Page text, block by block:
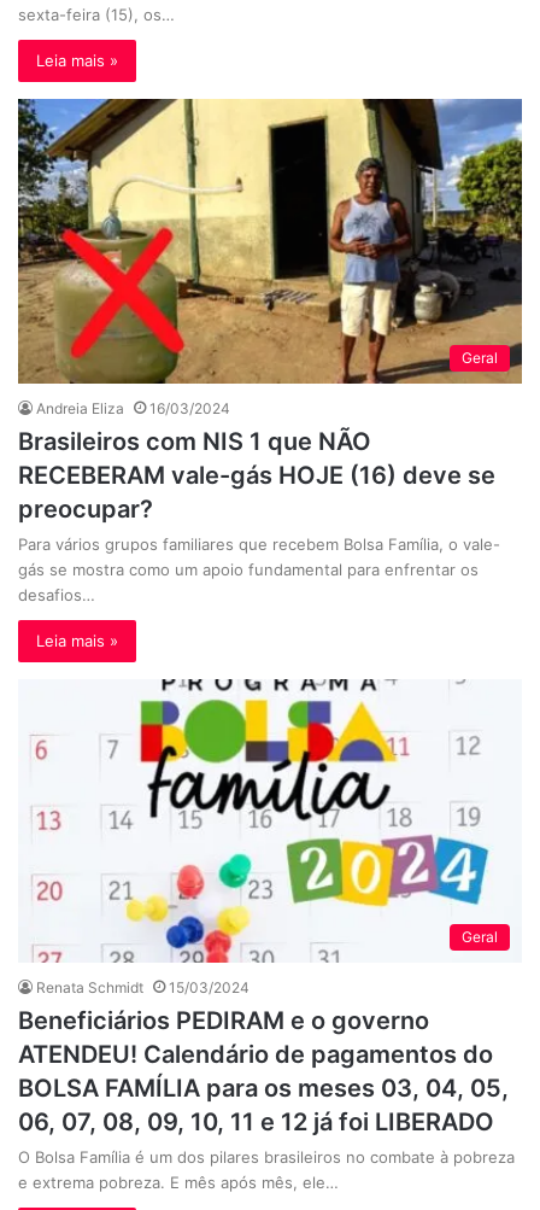
sexta-feira (15), os…
Leia mais »
Geral
Andreia Eliza 16/03/2024
Brasileiros com NIS 1 que NÃO
RECEBERAM vale-gás HOJE (16) deve se
preocupar?
Para vários grupos familiares que recebem Bolsa Família, o vale-
gás se mostra como um apoio fundamental para enfrentar os
desafios…
Leia mais »
Geral
Renata Schmidt 15/03/2024
Beneficiários PEDIRAM e o governo
ATENDEU! Calendário de pagamentos do
BOLSA FAMÍLIA para os meses 03, 04, 05,
06, 07, 08, 09, 10, 11 e 12 já foi LIBERADO
O Bolsa Família é um dos pilares brasileiros no combate à pobreza
e extrema pobreza. E mês após mês, ele…